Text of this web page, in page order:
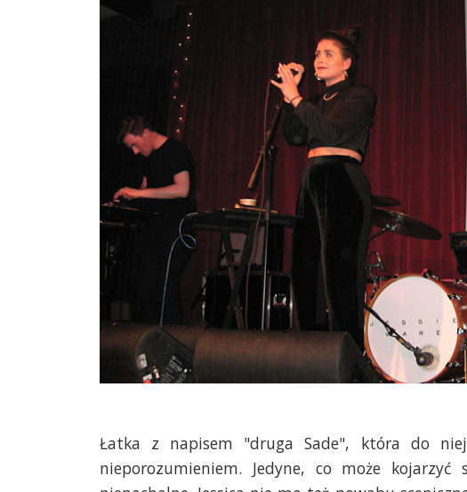
Łatka z napisem "druga Sade", która do
nieporozumieniem. Jedyne, co może